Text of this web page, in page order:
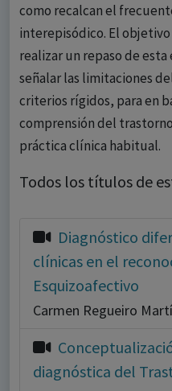
como recalcan el
interepisódico. El
realizar un repaso de
señalar las limitaciones
criterios rígidos, para en
comprensión del
práctica clínica habitual.
Todos los títulos de
Diagnóstico
clínicas en el
Esquizoafectivo
Carmen Regueiro
diagnóstica del